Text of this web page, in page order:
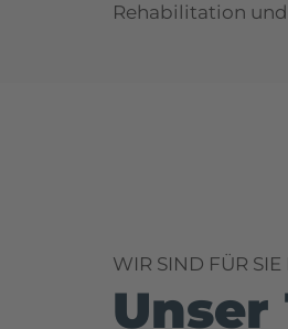
Rehabilitation
WIR SIND FÜR SIE
Unser